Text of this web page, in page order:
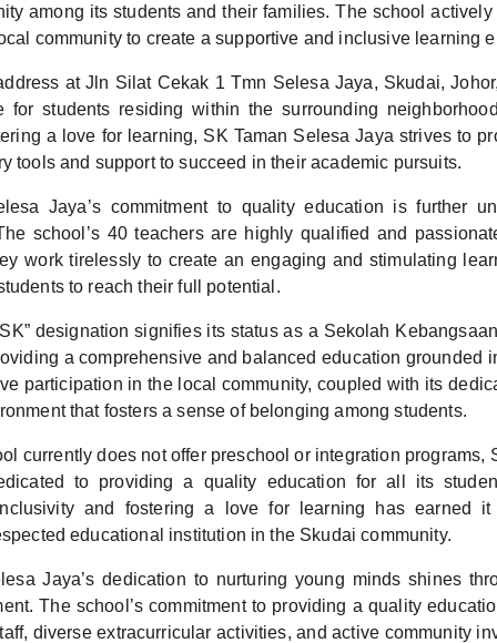
among its students and their families. The school
community to create a supportive and inclusive learning
at Jln Silat Cekak 1 Tmn Selesa Jaya, Skudai,
for students residing within the surrounding
a love for learning, SK Taman Selesa Jaya strives to
tools and support to succeed in their academic pursuits.
Jaya’s commitment to quality education is further
school’s 40 teachers are highly qualified and
work tirelessly to create an engaging and stimulating
to reach their full potential.
designation signifies its status as a Sekolah
a comprehensive and balanced education grounded
participation in the local community, coupled with its
that fosters a sense of belonging among students.
currently does not offer preschool or integration programs,
to providing a quality education for all its
and fostering a love for learning has earned it
educational institution in the Skudai community.
Jaya’s dedication to nurturing young minds shines
The school’s commitment to providing a quality
diverse extracurricular activities, and active community